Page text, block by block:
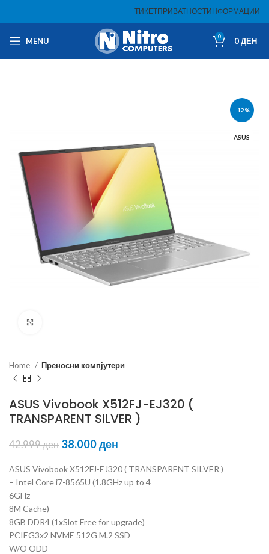
ТИКЕТПРИВАТНОСТИНФОРМАЦИИ
MENU 0 0ДЕН
-12%
ASUS
Home Преносни компјутери
ASUS Vivobook X512FJ-EJ320 (
TRANSPARENT SILVER )
42.999ден 38.000ден
ASUS Vivobook X512FJ-EJ320 ( TRANSPARENT SILVER )
– Intel Core i7-8565U (1.8GHz up to 4
6GHz
8M Cache)
8GB DDR4 (1xSlot Free for upgrade)
PCIEG3x2 NVME 512G M.2 SSD
W/O ODD